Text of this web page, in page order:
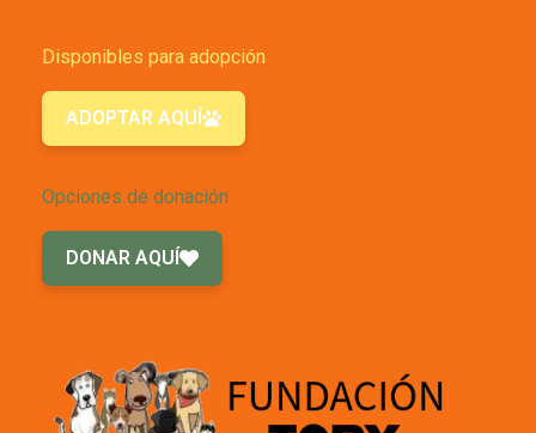
Disponibles para adopción
ADOPTAR AQUÍ
Opciones de donación
DONAR AQUÍ